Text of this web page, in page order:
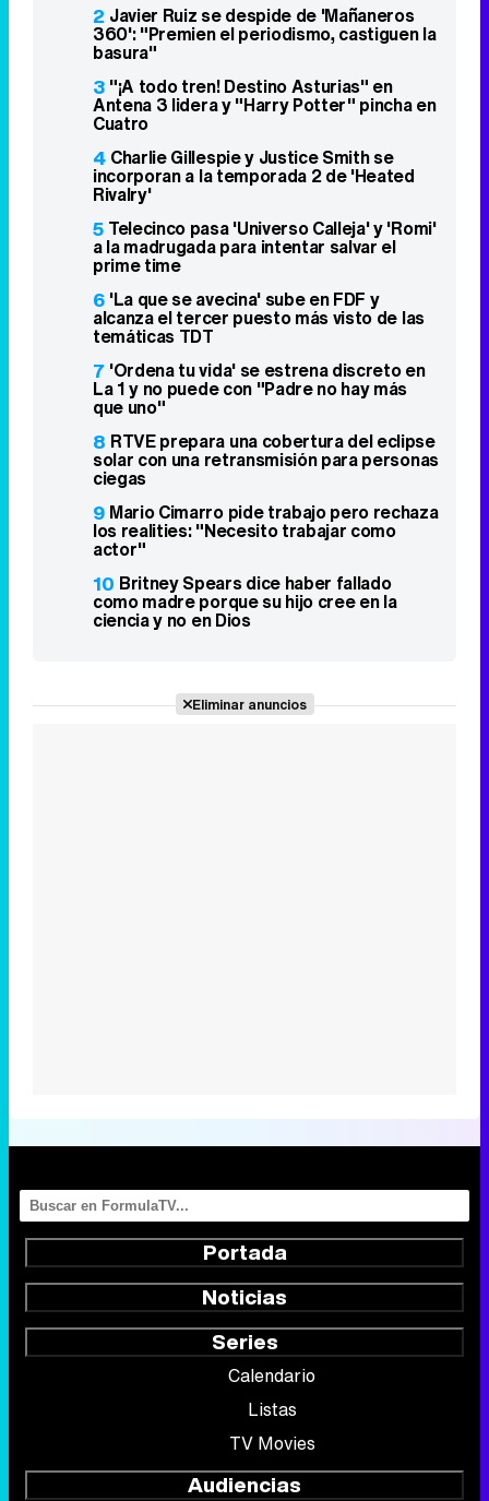
2 Javier Ruiz se despide de 'Mañaneros
360': "Premien el periodismo, castiguen la
basura"
3 "¡A todo tren! Destino Asturias" en
Antena 3 lidera y "Harry Potter" pincha en
Cuatro
4 Charlie Gillespie y Justice Smith se
incorporan a la temporada 2 de 'Heated
Rivalry'
5 Telecinco pasa 'Universo Calleja' y 'Romi'
a la madrugada para intentar salvar el
prime time
6 'La que se avecina' sube en FDF y
alcanza el tercer puesto más visto de las
temáticas TDT
7 'Ordena tu vida' se estrena discreto en
La 1 y no puede con "Padre no hay más
que uno"
8 RTVE prepara una cobertura del eclipse
solar con una retransmisión para personas
ciegas
9 Mario Cimarro pide trabajo pero rechaza
los realities: "Necesito trabajar como
actor"
10 Britney Spears dice haber fallado
como madre porque su hijo cree en la
ciencia y no en Dios
Eliminar anuncios
Portada
Noticias
Series
Calendario
Listas
TV Movies
Audiencias